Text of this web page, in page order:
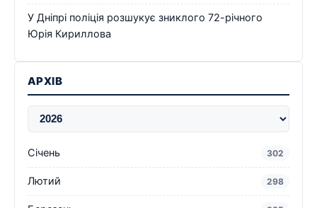
У Дніпрі поліція розшукує зниклого 72-річного
Юрія Кириллова
АРХІВ
Січень 302
Лютий 298